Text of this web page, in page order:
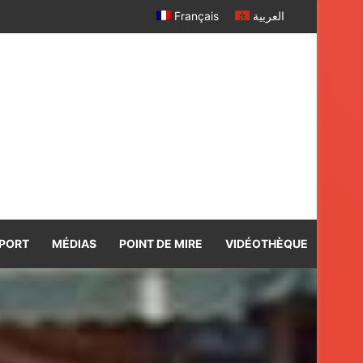
Français العربية
MÉDIAS POINT DE MIRE VIDÉOTHÈQUE